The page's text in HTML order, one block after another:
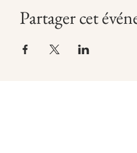
Partager cet